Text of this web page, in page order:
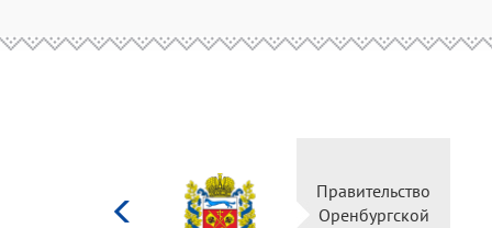
культуры
Правительство
Оренбургской